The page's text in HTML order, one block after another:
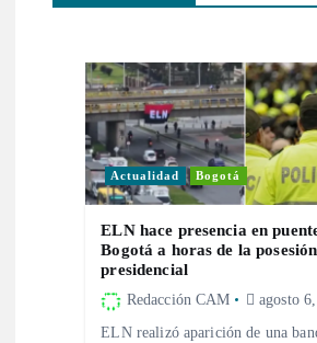
n
Actualidad Bogotá
ELN hace presencia en
Bogotá a horas de la posesión
presidencial
Redacción CAM agosto
ELN realizó aparición de una